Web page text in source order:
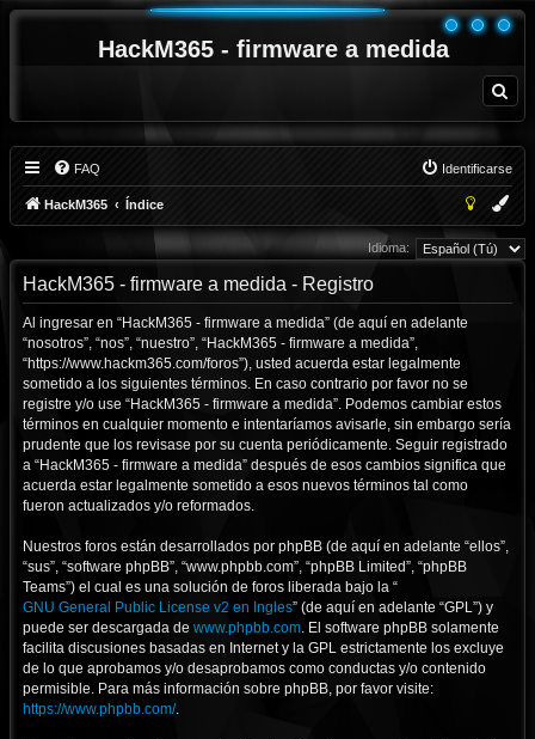
HackM365 - firmware a medida
u
FAQ Identificarse
HackM365 Índice
Idioma:
HackM365 - firmware a medida - Registro
Al ingresar en “HackM365 - firmware a medida” (de aquí en adelante
“nosotros”, “nos”, “nuestro”, “HackM365 - firmware a medida”,
“https://www.hackm365.com/foros”), usted acuerda estar legalmente
sometido a los siguientes términos. En caso contrario por favor no se
registre y/o use “HackM365 - firmware a medida”. Podemos cambiar estos
términos en cualquier momento e intentaríamos avisarle, sin embargo sería
prudente que los revisase por su cuenta periódicamente. Seguir registrado
a “HackM365 - firmware a medida” después de esos cambios significa que
acuerda estar legalmente sometido a esos nuevos términos tal como
fueron actualizados y/o reformados.
Nuestros foros están desarrollados por phpBB (de aquí en adelante “ellos”,
“sus”, “software phpBB”, “www.phpbb.com”, “phpBB Limited”, “phpBB
Teams”) el cual es una solución de foros liberada bajo la “
GNU General Public License v2 en Ingles” (de aquí en adelante “GPL”) y
puede ser descargada de www.phpbb.com. El software phpBB solamente
facilita discusiones basadas en Internet y la GPL estrictamente los excluye
de lo que aprobamos y/o desaprobamos como conductas y/o contenido
permisible. Para más información sobre phpBB, por favor visite:
https://www.phpbb.com/.